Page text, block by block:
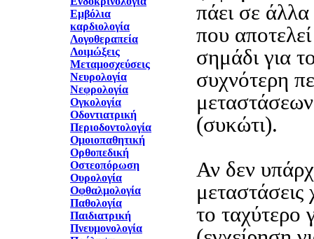
Εμβόλια
καρδιολογία
Λογοθεραπεία
Λοιμώξεις
Μεταμοσχεύσεις
Νευρολογία
Νεφρολογία
Ογκολογία
Οδοντιατρική
Περιοδοντολογία
Ομοιοπαθητική
Ορθοπεδική
Οστεοπόρωση
Ουρολογία
Οφθαλμολογία
Παθολογία
Παιδιατρική
Πνευμονολογία
πάει σε
που
σημάδι για
συχνότερη
(συκώτι).
Αν δεν
μεταστάσεις
το ταχύτερο